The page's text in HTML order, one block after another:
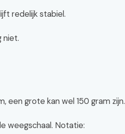
redelijk stabiel.
niet.
een grote kan wel 150 gram zijn.
weegschaal. Notatie: